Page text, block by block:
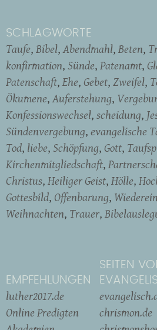
SCHLAGWORTE
Taufe Bibel Abendmahl Beten
konfirmation Sünde Patenamt
Patenschaft Ehe Gebet Zweifel
Ökumene Auferstehung
Konfessionswechsel scheidung
Sündenvergebung evangelische
Tod liebe Schöpfung Gott
Kirchenmitgliedschaft
Christus Heiliger Geist Hölle
Gottesbild Offenbarung
Weihnachten Trauer
EMPFEHLUNGEN
luther2017.de
Online Predigten
SEITEN
chrismon.de